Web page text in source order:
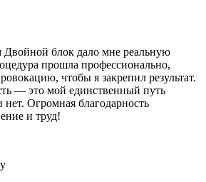
Двойной блок дало мне реальную
прошла профессионально,
чтобы я закрепил результат.
— это мой единственный путь
нет. Огромная благодарность
и труд!